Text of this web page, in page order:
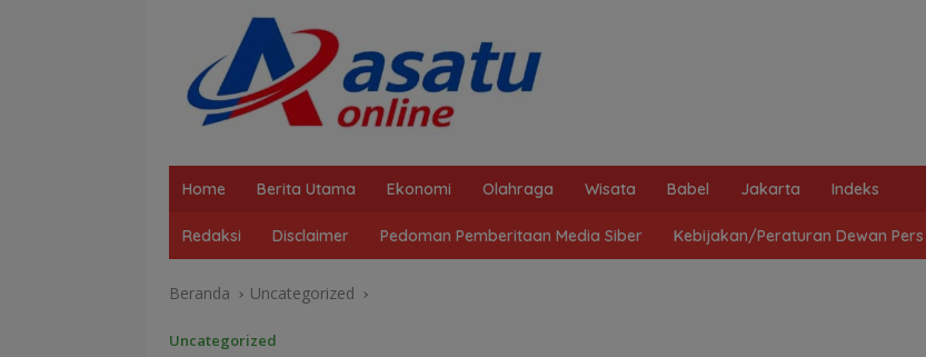
Home Berita Utama Ekonomi Olahraga Wisata Babel Jakarta Indeks
Redaksi Disclaimer Pedoman Pemberitaan Media Siber Kebijakan/Peraturan Dewan Pers
Beranda Uncategorized
Uncategorized